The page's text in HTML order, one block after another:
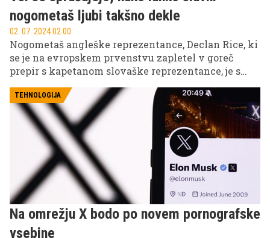
nogometaš ljubi takšno dekle
02. 07. 2024 02.00
Nogometaš angleške reprezentance, Declan Rice, ki
se je na evropskem prvenstvu zapletel v goreč
prepir s kapetanom slovaške reprezentance, je s
srčno izbranko in postal tarča kritik.
TEHNOLOGIJA
Na omrežju X bodo po novem pornografske
vsebine